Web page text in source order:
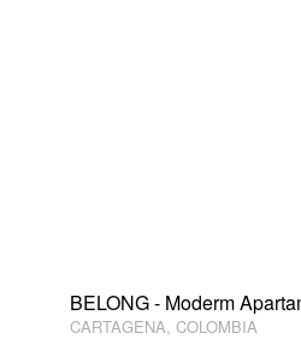
BELONG - Moderm
CARTAGENA, COLOMBIA